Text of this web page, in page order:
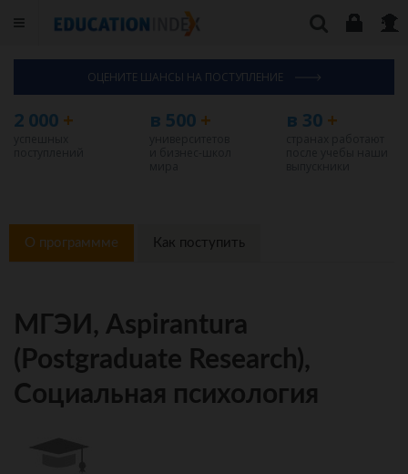
ОЦЕНИТЕ ШАНСЫ НА ПОСТУПЛЕНИЕ
2 000 + в 500 + в 30+
О программме Как поступить
МГЭИ, Aspirantura
(Postgraduate Research),
Социальная психология